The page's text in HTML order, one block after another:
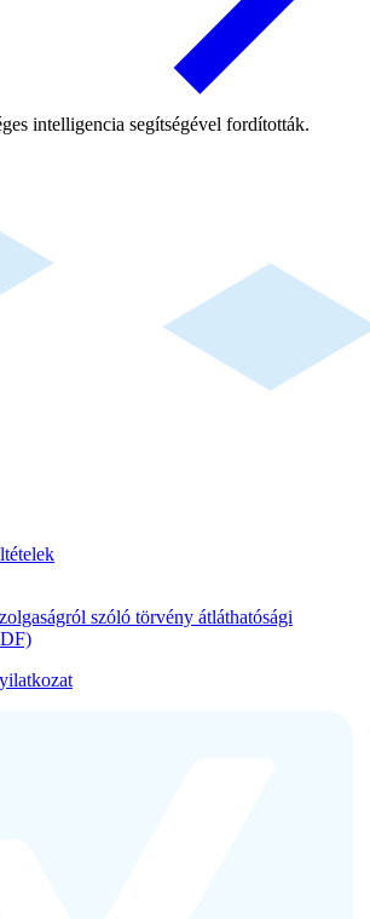
intelligencia segítségével fordították.
szóló törvény átláthatósági